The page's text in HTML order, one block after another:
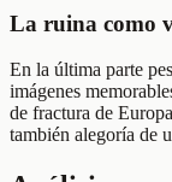
La ruina como
En la última parte
imágenes
de fractura de
también alegoría de